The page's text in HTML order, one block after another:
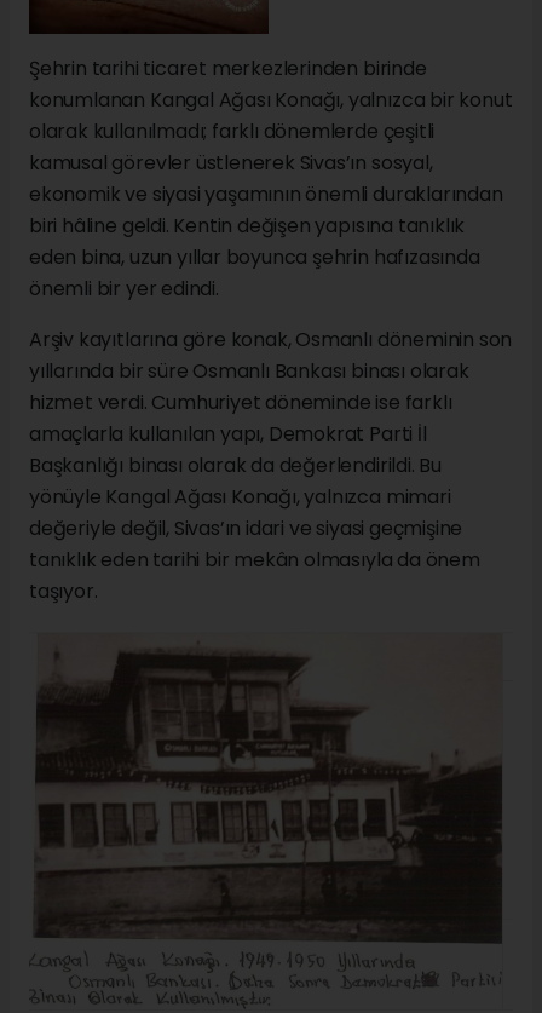
Şehrin tarihi ticaret merkezlerinden birinde
konumlanan Kangal Ağası Konağı, yalnızca bir konut
olarak kullanılmadı; farklı dönemlerde çeşitli
kamusal görevler üstlenerek Sivas’ın sosyal,
ekonomik ve siyasi yaşamının önemli duraklarından
biri hâline geldi. Kentin değişen yapısına tanıklık
eden bina, uzun yıllar boyunca şehrin hafızasında
önemli bir yer edindi.
Arşiv kayıtlarına göre konak, Osmanlı döneminin son
yıllarında bir süre Osmanlı Bankası binası olarak
hizmet verdi. Cumhuriyet döneminde ise farklı
amaçlarla kullanılan yapı, Demokrat Parti İl
Başkanlığı binası olarak da değerlendirildi. Bu
yönüyle Kangal Ağası Konağı, yalnızca mimari
değeriyle değil, Sivas’ın idari ve siyasi geçmişine
tanıklık eden tarihi bir mekân olmasıyla da önem
taşıyor.